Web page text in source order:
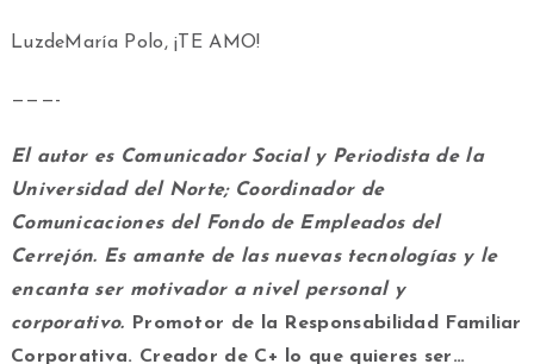
LuzdeMaría Polo, ¡TE AMO!
———-
El autor es Comunicador Social y Periodista de la
Universidad del Norte; Coordinador de
Comunicaciones del Fondo de Empleados del
Cerrejón. Es amante de las nuevas tecnologías y le
encanta ser motivador a nivel personal y
corporativo.
Promotor de la Responsabilidad Familiar
Corporativa. Creador de C+ lo que quieres ser…